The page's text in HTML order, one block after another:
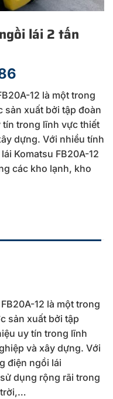
lái 2 tấn
12 là một trong
sản xuất bởi tập đoàn
tín trong lĩnh vực thiết
dựng. Với nhiều tính
Komatsu FB20A-12
các kho lạnh, kho
12 là một trong
sản xuất bởi tập
uy tín trong lĩnh
và xây dựng. Với
điện ngồi lái
dụng rộng rãi trong
trời,…